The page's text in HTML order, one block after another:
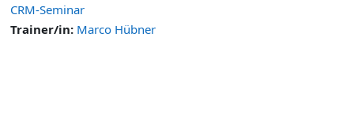
CRM-Seminar
Trainer/in: Marco Hübner